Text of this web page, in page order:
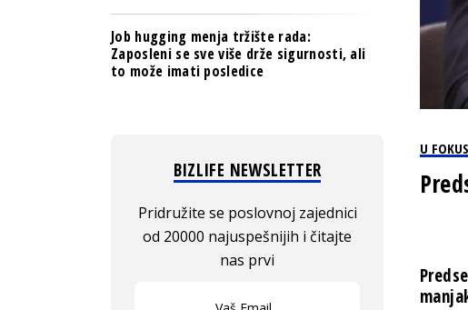
U
Job hugging menja tržište rada:
Zaposleni se sve više drže sigurnosti, ali
to može imati posledice
BIZLIFE NEWSLETTER
Pridružite se poslovnoj zajednici
od 20000 najuspešnijih i čitajte
nas prvi